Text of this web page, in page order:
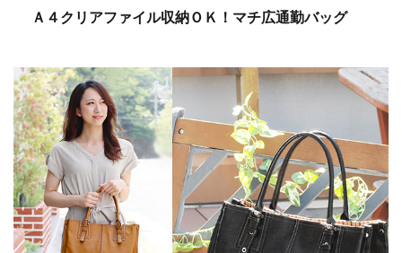
Ａ４クリアファイル収納ＯＫ！マチ広通勤バッグ